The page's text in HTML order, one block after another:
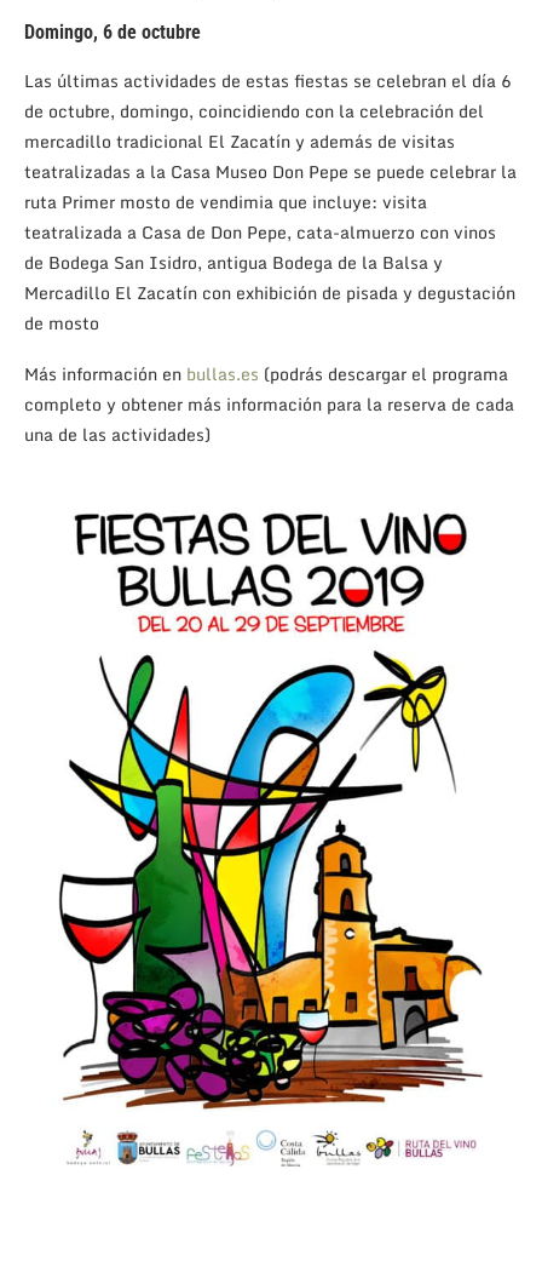
Domingo, 6 de octubre
Las últimas actividades de estas fiestas se celebran el día 6
de octubre, domingo, coincidiendo con la celebración del
mercadillo tradicional El Zacatín y además de visitas
teatralizadas a la Casa Museo Don Pepe se puede celebrar la
ruta Primer mosto de vendimia que incluye: visita
teatralizada a Casa de Don Pepe, cata-almuerzo con vinos
de Bodega San Isidro, antigua Bodega de la Balsa y
Mercadillo El Zacatín con exhibición de pisada y degustación
de mosto
Más información en bullas.es (podrás descargar el programa
completo y obtener más información para la reserva de cada
una de las actividades)